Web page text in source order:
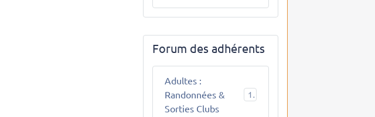
Forum des adhérents
Adultes :
Randonnées &
Sorties Clubs
10